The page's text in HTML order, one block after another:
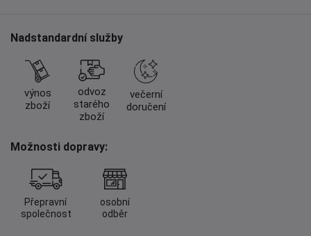
Nadstandardní služby
výnos
zboží
odvoz
starého
zboží
večerní
doručení
Možnosti dopravy:
Přepravní
společnost
osobní
odběr